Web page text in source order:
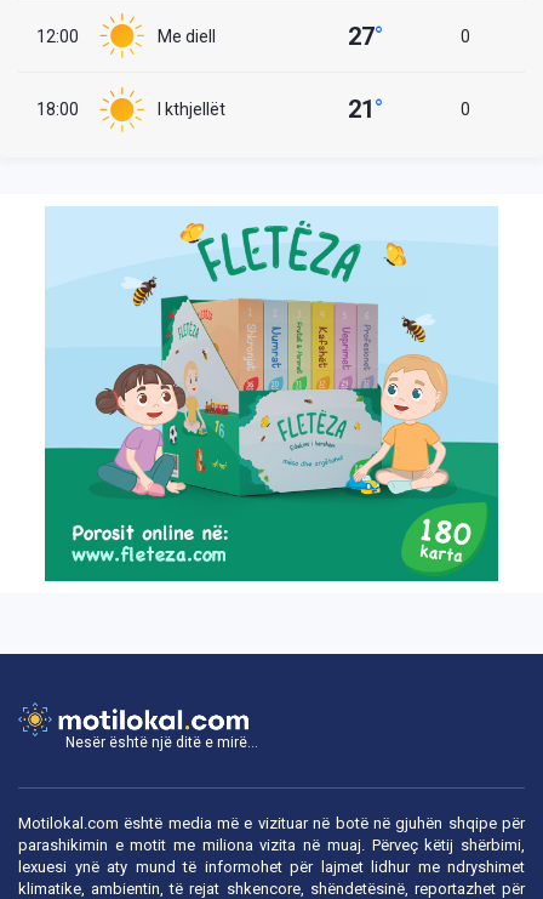
12:00 Me diell 27° 0
18:00 I kthjellët 21° 0
Nesër është një ditë e mirë...
Motilokal.com është media më e vizituar në botë në gjuhën shqipe për
parashikimin e motit me miliona vizita në muaj. Përveç këtij shërbimi,
lexuesi ynë aty mund të informohet për lajmet lidhur me ndryshimet
klimatike, ambientin, të rejat shkencore, shëndetësinë, reportazhet për